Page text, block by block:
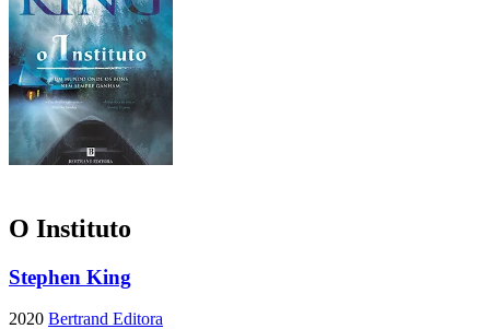
O Instituto
Stephen King
2020 Bertrand Editora